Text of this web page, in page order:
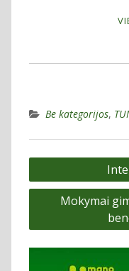
Be kategorijos,
Navigacija
tarp
įrašųMokymai